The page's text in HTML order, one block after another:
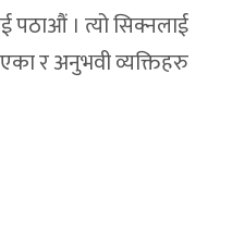
पठाऔं । त्यो सिक्नलाई
र अनुभवी व्यक्तिहरु